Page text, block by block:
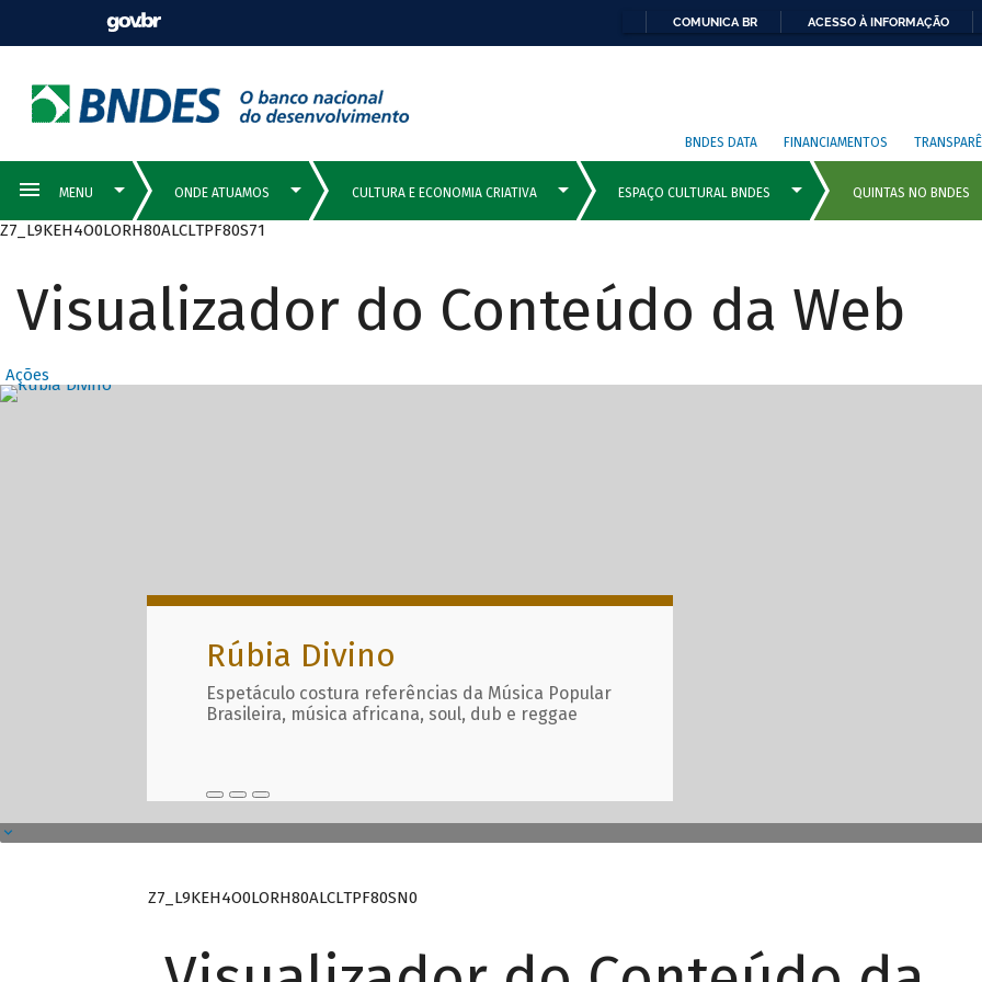
COMUNICA BR ACESSO À INFORMAÇÃO
BNDES DATA FINANCIAMENTOS
Z7_L9KEH4O0LORH80ALCLTPF80S71
Visualizador do Conteúdo da Web
Ações
Destaques Principais com
Rúbia Divino
Espetáculo costura referências da Música Popular
Brasileira, música africana, soul, dub e reggae
Z7_L9KEH4O0LORH80ALCLTPF80SN0